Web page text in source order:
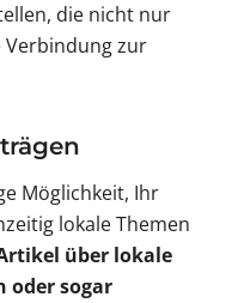
die nicht nur
zur
Möglichkeit, Ihr
lokale Themen
über lokale
oder sogar